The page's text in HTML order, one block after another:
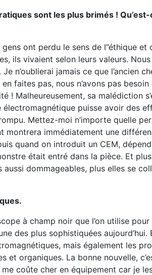
sont les plus brimés !
ont perdu le sens de l’’éthique et
ils vivaient selon leurs valeurs.
n’oublierai jamais ce que l’ancien
faites pas, nous n’avons pas
! Malheureusement, sa malédiction
électromagnétique puisse avoir des
Mettez-moi n’importe quelle
montrera immédiatement une
quand on introduit un CEM,
était entré dans la pièce. Et
dommageables, plus elles se
à champ noir que l’on utilise
des plus sophistiquées
mais également les
organiques. La bonne nouvelle,
coûte cher en équipement car je